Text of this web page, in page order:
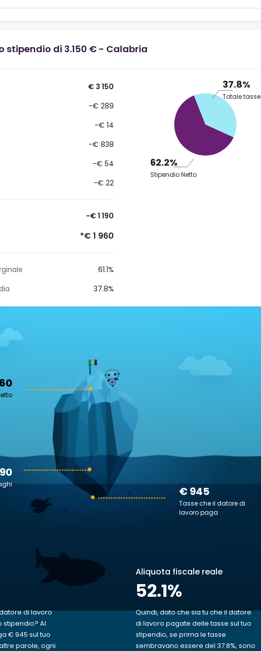
stipendio di 3.150 € - Calabria
€ 3 150
-€ 289
-€ 14
-€ 838
-€ 54
-€ 22
-€ 1 190
*€ 1 960
61.1%
37.8%
37.8%
Totale tasse
62.2%
Stipendio Netto
€ 945
Tasse che il datore di
lavoro paga
di lavoro
stipendio? Al
€ 945 sul tuo
parole, ogni
Aliquota fiscale reale
52.1%
Quindi, dato che sia tu che il datore
di lavoro pagate delle tasse sul tuo
stipendio, se prima le tasse
sembravano essere del 37.8%, sono